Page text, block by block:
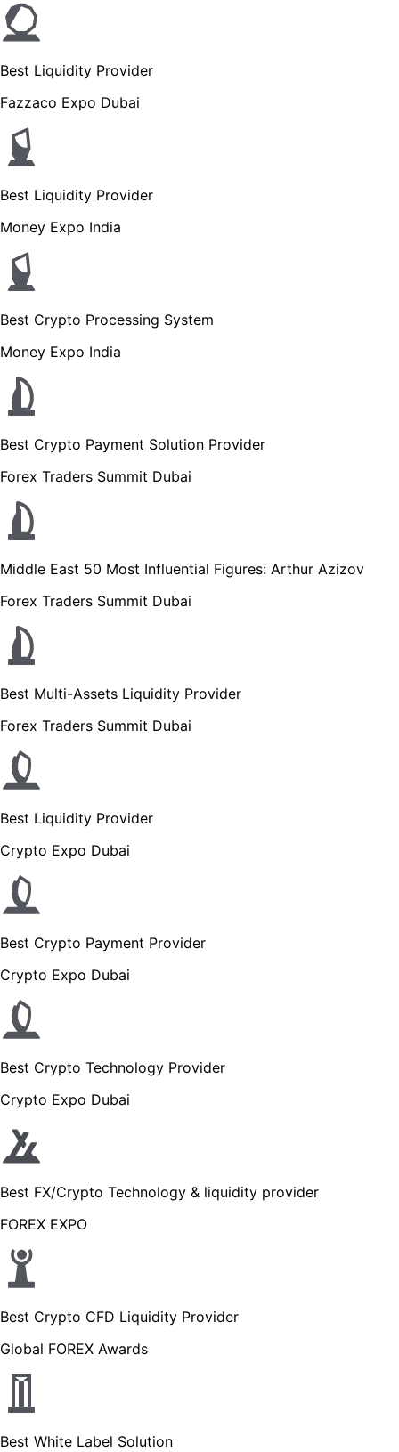
Best Liquidity Provider
Fazzaco Expo Dubai
Best Liquidity Provider
Money Expo India
Best Crypto Processing System
Money Expo India
Best Crypto Payment Solution Provider
Forex Traders Summit Dubai
Middle East 50 Most Influential Figures: Arthur Azizov
Forex Traders Summit Dubai
Best Multi-Assets Liquidity Provider
Forex Traders Summit Dubai
Best Liquidity Provider
Crypto Expo Dubai
Best Crypto Payment Provider
Crypto Expo Dubai
Best Crypto Technology Provider
Crypto Expo Dubai
Best FX/Crypto Technology & liquidity provider
FOREX EXPO
Best Crypto CFD Liquidity Provider
Global FOREX Awards
Best White Label Solution